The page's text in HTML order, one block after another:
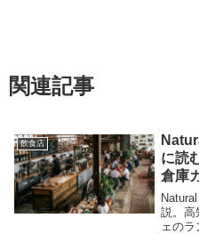
関連記事
飲食店
に読
倉庫
説。高
ェの